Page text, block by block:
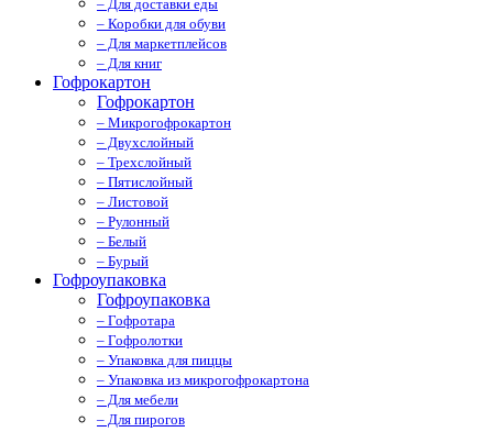
– Для доставки еды
– Коробки для обуви
– Для маркетплейсов
– Для книг
Гофрокартон
Гофрокартон
– Микрогофрокартон
– Двухслойный
– Трехслойный
– Пятислойный
– Листовой
– Рулонный
– Белый
– Бурый
Гофроупаковка
Гофроупаковка
– Гофротара
– Гофролотки
– Упаковка для пиццы
– Упаковка из микрогофрокартона
– Для мебели
– Для пирогов